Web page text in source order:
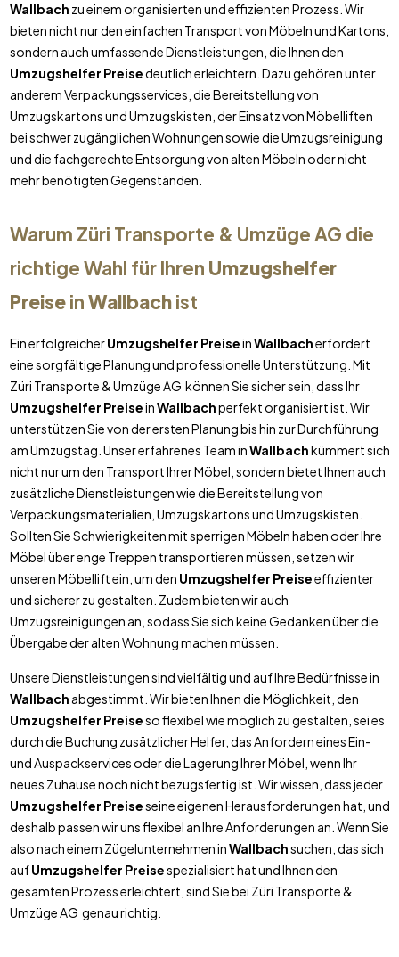
Wallbach zu einem organisierten und effizienten Prozess. Wir
bieten nicht nur den einfachen Transport von Möbeln und Kartons,
sondern auch umfassende Dienstleistungen, die Ihnen den
Umzugshelfer Preisedeutlich erleichtern. Dazu gehören unter
anderem Verpackungsservices, die Bereitstellung von
Umzugskartons und Umzugskisten, der Einsatz von Möbelliften
bei schwer zugänglichen Wohnungen sowie die Umzugsreinigung
und die fachgerechte Entsorgung von alten Möbeln oder nicht
mehr benötigten Gegenständen.
Warum Züri Transporte & Umzüge AG die
richtige Wahl für Ihren Umzugshelfer
PreiseinWallbachist
Ein erfolgreicherUmzugshelfer PreiseinWallbacherfordert
eine sorgfältige Planung und professionelle Unterstützung. Mit
Züri Transporte & Umzüge AG können Sie sicher sein, dass Ihr
Umzugshelfer PreiseinWallbachperfekt organisiert ist. Wir
unterstützen Sie von der ersten Planung bis hin zur Durchführung
am Umzugstag. Unser erfahrenes Team inWallbachkümmert sich
nicht nur um den Transport Ihrer Möbel, sondern bietet Ihnen auch
zusätzliche Dienstleistungen wie die Bereitstellung von
Verpackungsmaterialien, Umzugskartons und Umzugskisten.
Sollten Sie Schwierigkeiten mit sperrigen Möbeln haben oder Ihre
Möbel über enge Treppen transportieren müssen, setzen wir
unseren Möbellift ein, um den Umzugshelfer Preiseeffizienter
und sicherer zu gestalten. Zudem bieten wir auch
Umzugsreinigungen an, sodass Sie sich keine Gedanken über die
Übergabe der alten Wohnung machen müssen.
Unsere Dienstleistungen sind vielfältig und auf Ihre Bedürfnisse in
Wallbach abgestimmt. Wir bieten Ihnen die Möglichkeit, den
Umzugshelfer Preiseso flexibel wie möglich zu gestalten, sei es
durch die Buchung zusätzlicher Helfer, das Anfordern eines Ein-
und Auspackservices oder die Lagerung Ihrer Möbel, wenn Ihr
neues Zuhause noch nicht bezugsfertig ist. Wir wissen, dass jeder
Umzugshelfer Preiseseine eigenen Herausforderungen hat, und
deshalb passen wir uns flexibel an Ihre Anforderungen an. Wenn Sie
also nach einem Zügelunternehmen inWallbachsuchen, das sich
aufUmzugshelfer Preisespezialisiert hat und Ihnen den
gesamten Prozess erleichtert, sind Sie bei Züri Transporte &
Umzüge AG genau richtig.